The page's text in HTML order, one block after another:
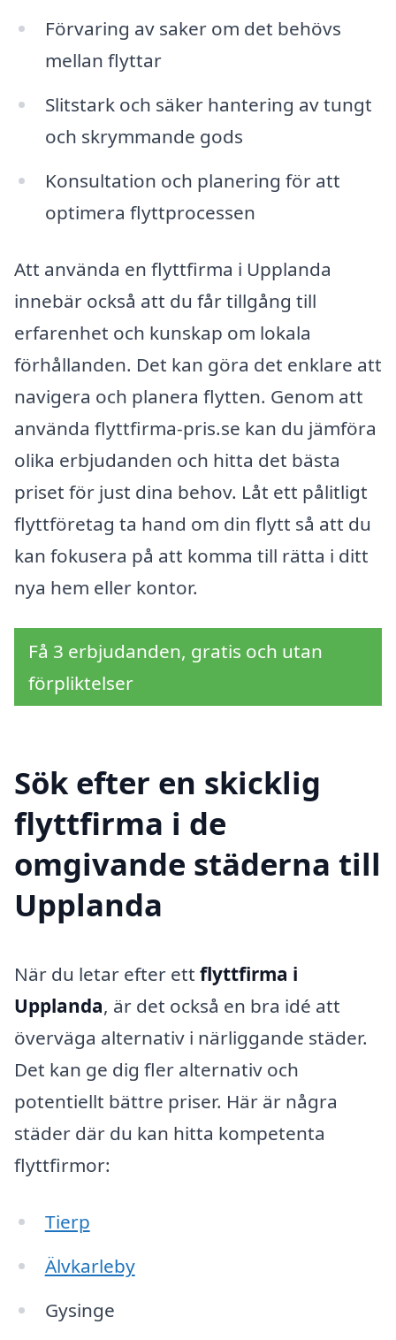
Förvaring av saker om det behövs
mellan flyttar
Slitstark och säker hantering av tungt
och skrymmande gods
Konsultation och planering för att
optimera flyttprocessen
Att använda en flyttfirma i Upplanda
innebär också att du får tillgång till
erfarenhet och kunskap om lokala
förhållanden. Det kan göra det enklare att
navigera och planera flytten. Genom att
använda flyttfirma-pris.se kan du jämföra
olika erbjudanden och hitta det bästa
priset för just dina behov. Låt ett pålitligt
flyttföretag ta hand om din flytt så att du
kan fokusera på att komma till rätta i ditt
nya hem eller kontor.
Få 3 erbjudanden, gratis och utan
förpliktelser
Sök efter en skicklig
flyttfirma i de
omgivande städerna till
Upplanda
När du letar efter ett flyttfirma i
Upplanda, är det också en bra idé att
överväga alternativ i närliggande städer.
Det kan ge dig fler alternativ och
potentiellt bättre priser. Här är några
städer där du kan hitta kompetenta
flyttfirmor:
Tierp
Älvkarleby
Gysinge